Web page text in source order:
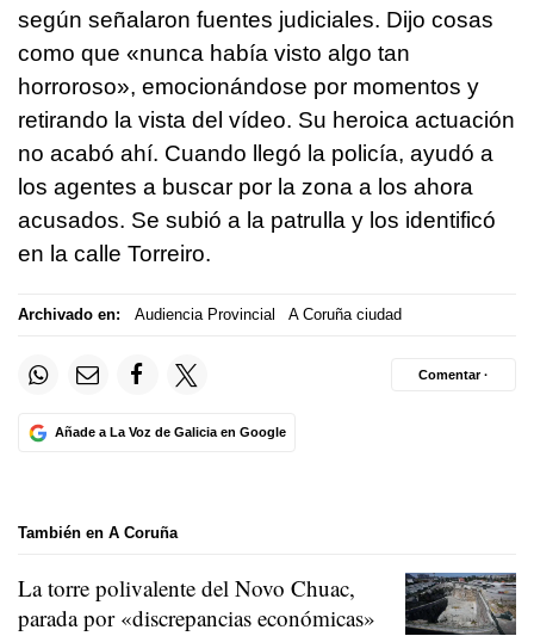
según señalaron fuentes judiciales. Dijo cosas
como que «nunca había visto algo tan
horroroso», emocionándose por momentos y
retirando la vista del vídeo. Su heroica actuación
no acabó ahí. Cuando llegó la policía, ayudó a
los agentes a buscar por la zona a los ahora
acusados. Se subió a la patrulla y los identificó
en la calle Torreiro.
Archivado en: Audiencia Provincial A Coruña ciudad
Añade a La Voz de Galicia en Google
Comentar ·
También en A Coruña
La torre polivalente del Novo Chuac,
parada por «discrepancias económicas»